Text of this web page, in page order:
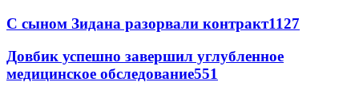
С сыном Зидана разорвали контракт1127
Довбик успешно завершил углубленное
медицинское обследование551